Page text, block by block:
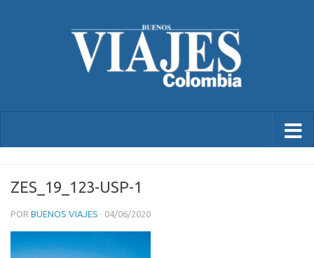
ZES_19_123-USP-1
POR BUENOS VIAJES · 04/06/2020